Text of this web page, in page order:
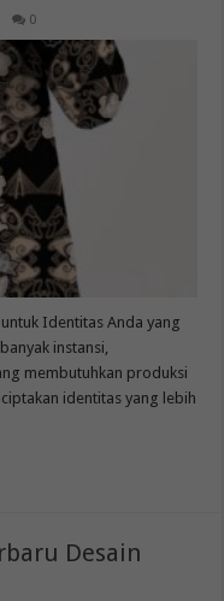
0
Identitas Anda yang
instansi,
membutuhkan produksi
identitas yang lebih
Desain